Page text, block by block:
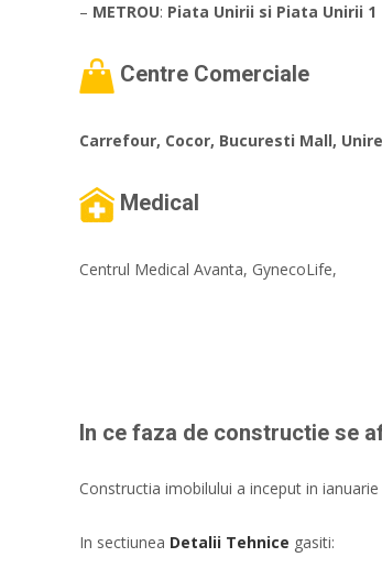
– METROU: Piata Unirii si Piata Unirii 1
Centre Comerciale
Carrefour, Cocor, Bucuresti Mall,
Medical
Centrul Medical Avanta, GynecoLife,
In ce faza de constructie se
Constructia imobilului a inceput in ianuarie
In sectiunea Detalii Tehnice gasiti: